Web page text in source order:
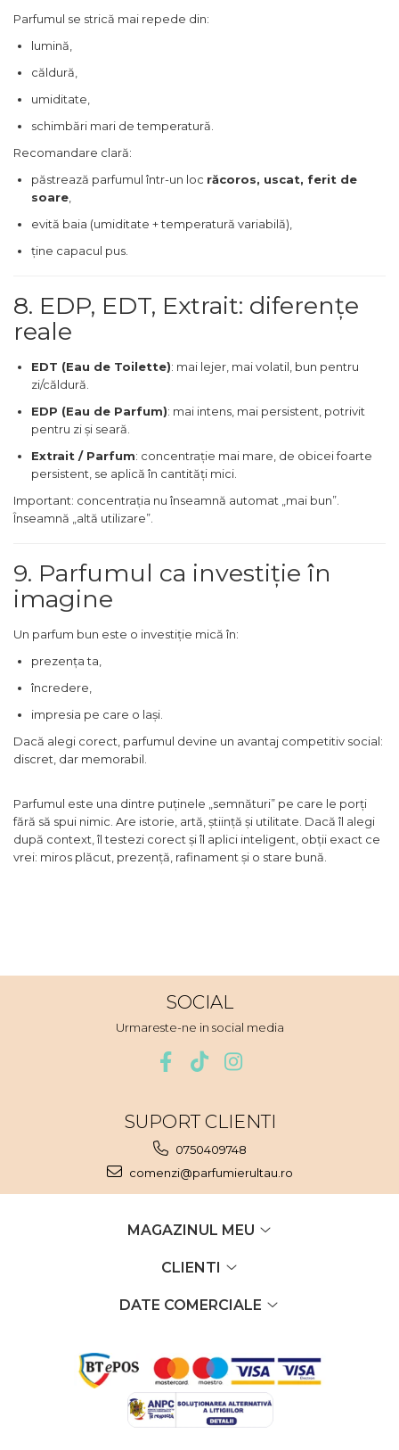
Parfumul se strică mai repede din:
lumină,
căldură,
umiditate,
schimbări mari de temperatură.
Recomandare clară:
păstrează parfumul într-un loc răcoros, uscat, ferit de
soare
evită baia (umiditate + temperatură variabilă),
ține capacul pus.
8. EDP, EDT, Extrait: diferențe
reale
EDT (Eau de Toilette): mai lejer, mai volatil, bun pentru
zi/căldură.
EDP (Eau de Parfum): mai intens, mai persistent, potrivit
pentru zi și seară.
Extrait / Parfum: concentrație mai mare, de obicei foarte
persistent, se aplică în cantități mici.
Important: concentrația nu înseamnă automat „mai bun”.
Înseamnă „altă utilizare”.
9. Parfumul ca investiție în
imagine
Un parfum bun este o investiție mică în:
prezența ta,
încredere,
impresia pe care o lași.
Dacă alegi corect, parfumul devine un avantaj competitiv social:
discret, dar memorabil.
Parfumul este una dintre puținele „semnături” pe care le porți
fără să spui nimic. Are istorie, artă, știință și utilitate. Dacă îl alegi
după context, îl testezi corect și îl aplici inteligent, obții exact ce
vrei: miros plăcut, prezență, rafinament și o stare bună.
SOCIAL
Urmareste-ne in social media
SUPORT CLIENTI
0750409748
comenzi@parfumierultau.ro
MAGAZINUL MEU
CLIENTI
DATE COMERCIALE